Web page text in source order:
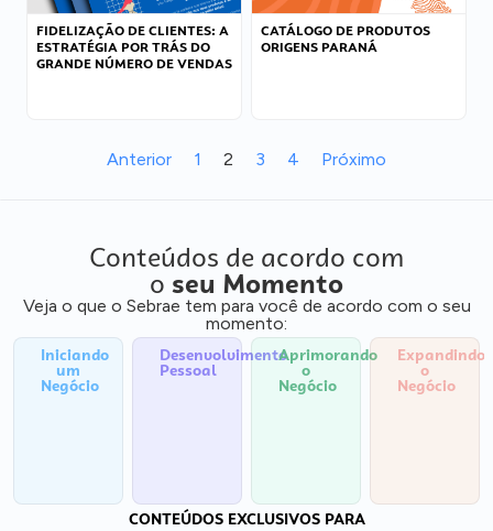
FIDELIZAÇÃO DE CLIENTES: A
ESTRATÉGIA POR TRÁS DO
GRANDE NÚMERO DE VENDAS
CATÁLOGO DE PRODUTOS
ORIGENS PARANÁ
Anterior 1 2 3 4 Próximo
Conteúdos de acordo com
o seu Momento
Veja o que o Sebrae tem para você de acordo com o seu
momento:
Iniciando
um
Negócio
Desenvolvimento
Pessoal
Aprimorando
o
Negócio
Expandindo
o
Negócio
CONTEÚDOS EXCLUSIVOS PARA